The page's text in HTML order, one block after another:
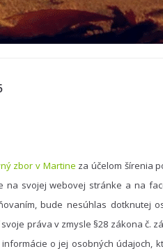
zbor v Martine za účelom šírenia
na svojej webovej stránke a na
bude nesúhlas dotknutej
práva v zmysle §28 zákona č.
o jej osobných údajoch,